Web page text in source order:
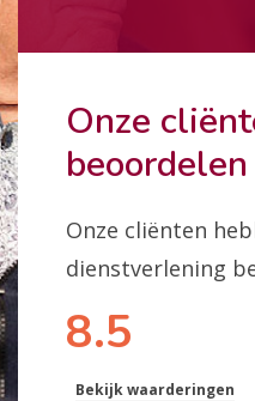
Onze
Onze cliënten
dienstverlening
8.5
Bekijk waarderingen